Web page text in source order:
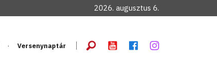
2026. augusztus 6.
Versenynaptár